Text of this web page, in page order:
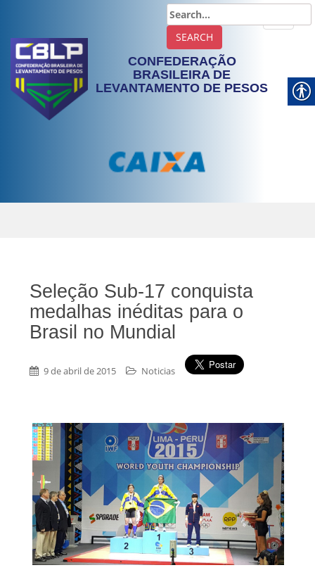
CONFEDERAÇÃO
BRASILEIRA DE
LEVANTAMENTO DE PESOS
Seleção Sub-17 conquista
medalhas inéditas para o
Brasil no Mundial
9 de abril de 2015 Noticias